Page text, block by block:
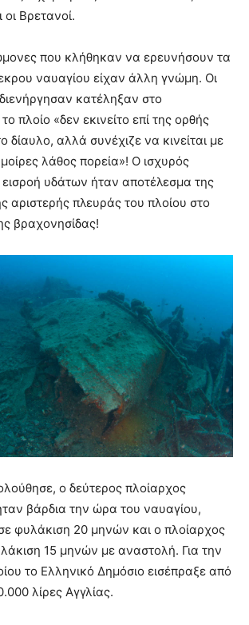
οι Βρετανοί.
που κλήθηκαν να ερευνήσουν τα
ναυαγίου είχαν άλλη γνώμη. Οι
κατέληξαν στο
πλοίο «δεν εκινείτο επί της ορθής
δίαυλο, αλλά συνέχιζε να κινείται με
λάθος πορεία»! Ο ισχυρός
εισροή υδάτων ήταν αποτέλεσμα της
αριστερής πλευράς του πλοίου στο
βραχονησίδας!
ο δεύτερος πλοίαρχος
βάρδια την ώρα του ναυαγίου,
φυλάκιση 20 μηνών και ο πλοίαρχος
15 μηνών με αναστολή. Για την
το Ελληνικό Δημόσιο εισέπραξε από
λίρες Αγγλίας.